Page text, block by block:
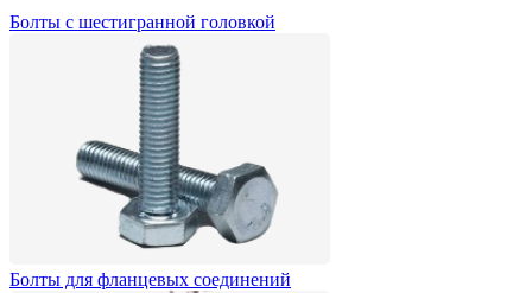
Болты с шестигранной головкой
Болты для фланцевых соединений